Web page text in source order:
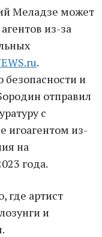
Меладзе может
из-за
.
безопасности и
отправил
с
игоагентом из-
на
года.
где артист
и